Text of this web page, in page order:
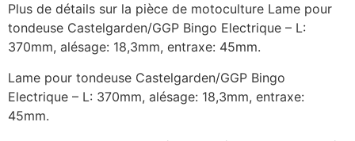
Plus de détails sur la pièce de motoculture Lame pour
tondeuse Castelgarden/GGP Bingo Electrique – L:
370mm, alésage: 18,3mm, entraxe: 45mm.
Lame pour tondeuse Castelgarden/GGP Bingo
Electrique – L: 370mm, alésage: 18,3mm, entraxe:
45mm.